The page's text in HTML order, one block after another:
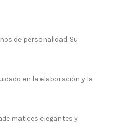
de personalidad. Su
en la elaboración y la
matices elegantes y